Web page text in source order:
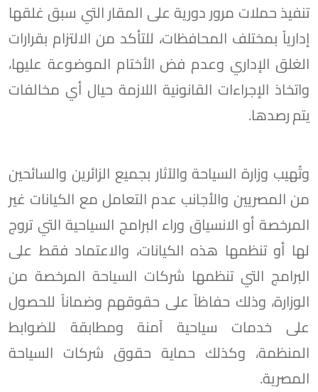
تنفيذ حملات مرور دورية على المقار التي سبق غلقها
إدارياً بمختلف المحافظات، للتأكد من الالتزام بقرارات
الغلق الإداري وعدم فض الأختام الموضوعة عليها،
واتخاذ الإجراءات القانونية اللازمة حيال أي مخالفات
يتم رصدها.
وتُهيب وزارة السياحة والآثار بجميع الزائرين والسائحين
من المصريين والأجانب عدم التعامل مع الكيانات غير
المرخصة أو الانسياق وراء البرامج السياحية التي تروج
لها أو تنظمها هذه الكيانات، والاعتماد فقط على
البرامج التي تنظمها شركات السياحة المرخصة من
الوزارة، وذلك حفاظاً على حقوقهم وضماناً للحصول
على خدمات سياحية آمنة ومطابقة للضوابط
المنظمة، وكذلك حماية حقوق شركات السياحة
المصرية.